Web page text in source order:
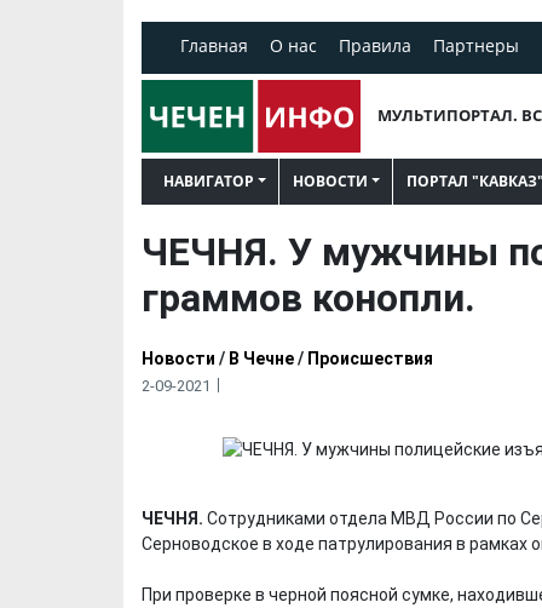
Главная О нас Правила Партнеры
МУЛЬТИПОРТАЛ.
НАВИГАТОР НОВОСТИ ПОРТАЛ "КАВКАЗ"
ЧЕЧНЯ. У мужчины
граммов конопли.
Новости / В Чечне/ Происшествия
2-09-2021
ЧЕЧНЯ. Сотрудниками отдела МВД России по
Серноводское в ходе патрулирования в рамках
При проверке в черной поясной сумке,